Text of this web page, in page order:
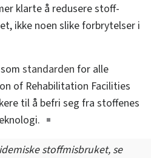
klarte å redusere stoff-
ikke noen slike forbrytelser i
standarden for alle
of Rehabilitation Facilities
til å befri seg fra stoffenes
stoffmisbruket, se